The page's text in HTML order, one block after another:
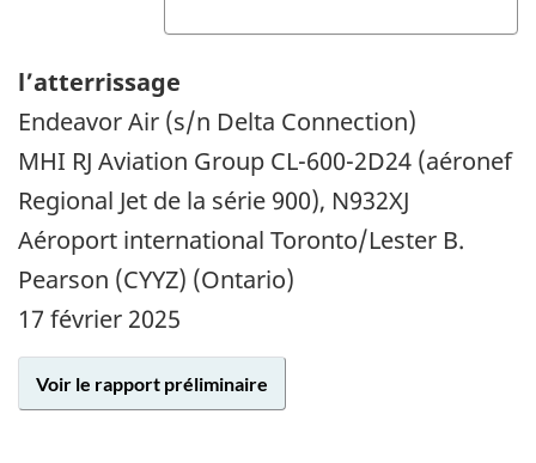
l’atterrissage
Endeavor Air (s/n Delta Connection)
MHI RJ Aviation Group CL-600-2D24 (aéronef
Regional Jet de la série 900), N932XJ
Aéroport international Toronto/Lester B.
Pearson (CYYZ) (Ontario)
17 février 2025
Voir le rapport préliminaire